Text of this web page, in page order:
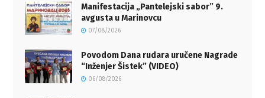
Manifestacija „Pantelejski sabor” 9.
avgusta u Marinovcu
07/08/2026
Povodom Dana rudara uručene Nagrade
“Inženjer Šistek” (VIDEO)
06/08/2026